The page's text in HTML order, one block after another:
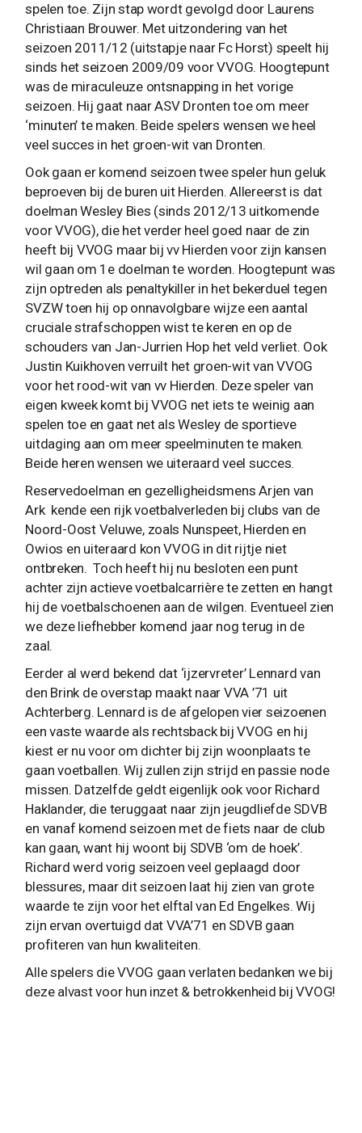
spelen toe. Zijn stap wordt gevolgd door Laurens
Christiaan Brouwer. Met uitzondering van het
seizoen 2011/12 (uitstapje naar Fc Horst) speelt hij
sinds het seizoen 2009/09 voor VVOG. Hoogtepunt
was de miraculeuze ontsnapping in het vorige
seizoen. Hij gaat naar ASV Dronten toe om meer
‘minuten’ te maken. Beide spelers wensen we heel
veel succes in het groen-wit van Dronten.
Ook gaan er komend seizoen twee speler hun geluk
beproeven bij de buren uit Hierden. Allereerst is dat
doelman Wesley Bies (sinds 2012/13 uitkomende
voor VVOG), die het verder heel goed naar de zin
heeft bij VVOG maar bij vv Hierden voor zijn kansen
wil gaan om 1e doelman te worden. Hoogtepunt was
zijn optreden als penaltykiller in het bekerduel tegen
SVZW toen hij op onnavolgbare wijze een aantal
cruciale strafschoppen wist te keren en op de
schouders van Jan-Jurrien Hop het veld verliet. Ook
Justin Kuikhoven verruilt het groen-wit van VVOG
voor het rood-wit van vv Hierden. Deze speler van
eigen kweek komt bij VVOG net iets te weinig aan
spelen toe en gaat net als Wesley de sportieve
uitdaging aan om meer speelminuten te maken.
Beide heren wensen we uiteraard veel succes.
Reservedoelman en gezelligheidsmens Arjen van
Ark kende een rijk voetbalverleden bij clubs van de
Noord-Oost Veluwe, zoals Nunspeet, Hierden en
Owios en uiteraard kon VVOG in dit rijtje niet
ontbreken. Toch heeft hij nu besloten een punt
achter zijn actieve voetbalcarrière te zetten en hangt
hij de voetbalschoenen aan de wilgen. Eventueel zien
we deze liefhebber komend jaar nog terug in de
zaal.
Eerder al werd bekend dat ‘ijzervreter’ Lennard van
den Brink de overstap maakt naar VVA ’71 uit
Achterberg. Lennard is de afgelopen vier seizoenen
een vaste waarde als rechtsback bij VVOG en hij
kiest er nu voor om dichter bij zijn woonplaats te
gaan voetballen. Wij zullen zijn strijd en passie node
missen. Datzelfde geldt eigenlijk ook voor Richard
Haklander, die teruggaat naar zijn jeugdliefde SDVB
en vanaf komend seizoen met de fiets naar de club
kan gaan, want hij woont bij SDVB ‘om de hoek’.
Richard werd vorig seizoen veel geplaagd door
blessures, maar dit seizoen laat hij zien van grote
waarde te zijn voor het elftal van Ed Engelkes. Wij
zijn ervan overtuigd dat VVA’71 en SDVB gaan
profiteren van hun kwaliteiten.
Alle spelers die VVOG gaan verlaten bedanken we bij
deze alvast voor hun inzet & betrokkenheid bij VVOG!